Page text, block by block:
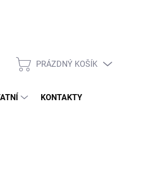
NÁKUPNÍ
PRÁZDNÝ KOŠÍK
KONTAKTY